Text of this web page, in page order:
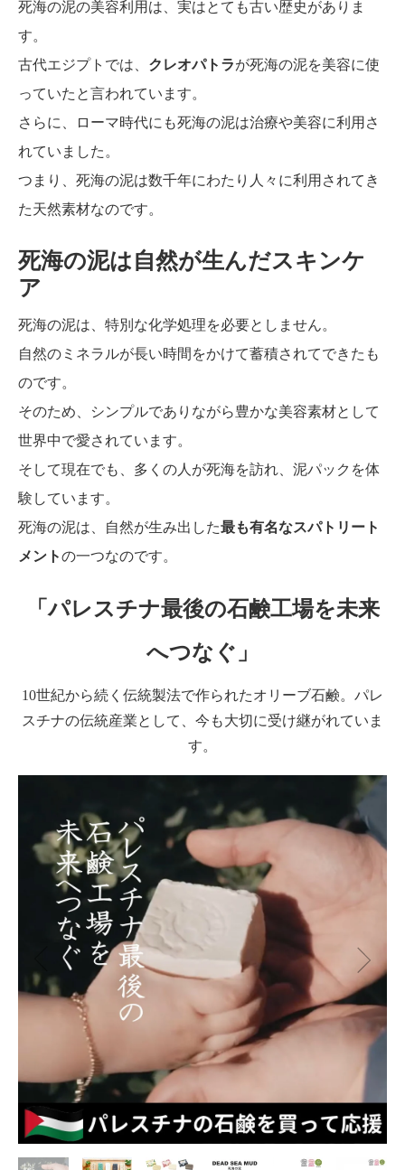
死海の泥の美容利用は、実はとても古い歴史がありま
す。
古代エジプトでは、 クレオパトラが死海の泥を美容に使
っていたと言われています。
さらに、ローマ時代にも死海の泥は治療や美容に利用さ
れていました。
つまり、死海の泥は数千年にわたり人々に利用されてき
た天然素材なのです。
死海の泥は自然が生んだスキンケ
ア
死海の泥は、特別な化学処理を必要としません。
自然のミネラルが長い時間をかけて蓄積されてできたも
のです。
そのため、シンプルでありながら豊かな美容素材として
世界中で愛されています。
そして現在でも、多くの人が死海を訪れ、泥パックを体
験しています。
死海の泥は、自然が生み出した最も有名なスパトリート
メントの一つなのです。
「パレスチナ最後の石鹸工場を未来
へつなぐ」
10世紀から続く伝統製法で作られたオリーブ石鹸。パレ
スチナの伝統産業として、今も大切に受け継がれていま
す。